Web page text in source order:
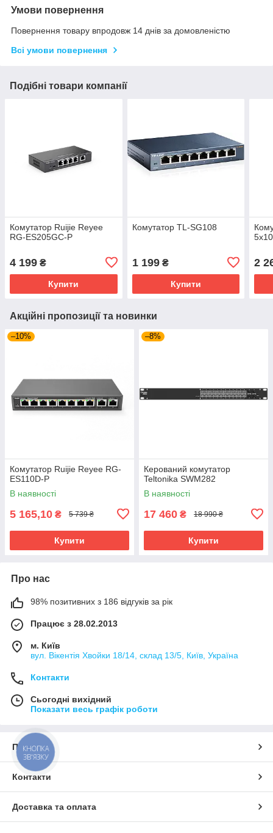
Умови повернення
Повернення товару впродовж 14 днів за домовленістю
Всі умови повернення
Подібні товари компанії
Комутатор Ruijie Reyee
RG-ES205GC-P
4 199 ₴
Купити
Комутатор TL-SG108
1 199₴
Купити
2
Акційні пропозиції та новинки
–10%
Комутатор Ruijie Reyee RG-
ES110D-P
В наявності
5 165,10 ₴ 5 739 ₴
Купити
–8%
Керований комутатор
Teltonika SWM282
В наявності
17 460 ₴ 18 990 ₴
Купити
Про нас
98% позитивних з 186 відгуків за рік
Працює з 28.02.2013
м. Київ
вул. Вікентія Хвойки 18/14, склад 13/5, Київ, Україна
Контакти
Сьогодні вихідний
Показати весь графік роботи
Про нас
Контакти
Доставка та оплата
КНОПКА
ЗВ'ЯЗКУ